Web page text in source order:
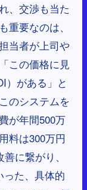
、交渉も当た
重要なのは、
当者が上司や
この価格に見
）がある」と
のシステムを
が年間500万
料は300万円
に繋がり、
た、具体的